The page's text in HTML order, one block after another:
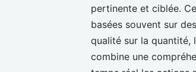
pertinente et ciblée.
basées souvent sur
qualité sur la quantité,
combine une